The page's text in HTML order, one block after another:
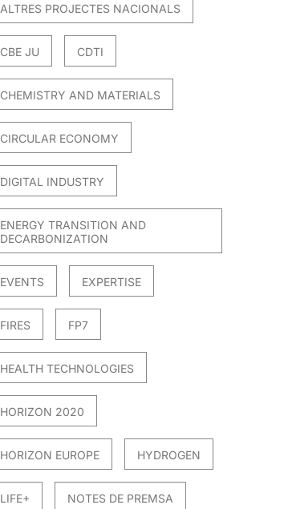
ALTRES PROJECTES NACIONALS
CBE JU CDTI
CHEMISTRY AND MATERIALS
CIRCULAR ECONOMY
DIGITAL INDUSTRY
ENERGY TRANSITION AND
DECARBONIZATION
EVENTS EXPERTISE
FIRES FP7
HEALTH TECHNOLOGIES
HORIZON 2020
HORIZON EUROPE HYDROGEN
LIFE+ NOTES DE PREMSA